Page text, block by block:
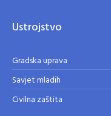
Ustrojstvo
Gradska uprava
Savjet mladih
Civilna zaštita